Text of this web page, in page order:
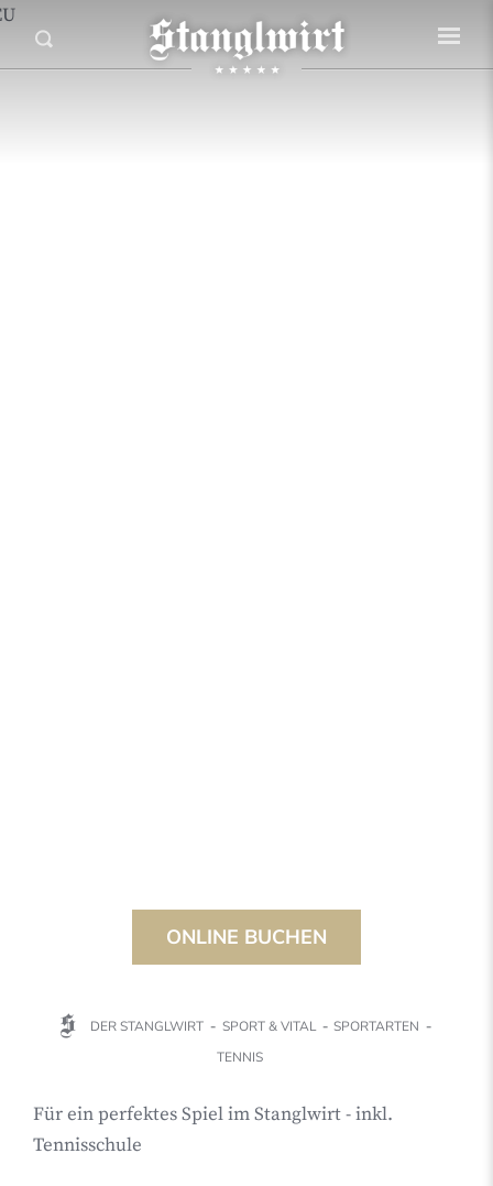
ONLINE BUCHEN
DER STANGLWIRT SPORT & VITAL
SPORTARTEN
TENNIS
Für ein perfektes Spiel im Stanglwirt - inkl.
Tennisschule